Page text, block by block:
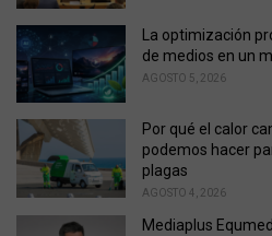
La optimización
de medios en un
AGOSTO 5, 2026
Por qué el calor
podemos hacer
plagas
AGOSTO 4, 2026
Mediaplus